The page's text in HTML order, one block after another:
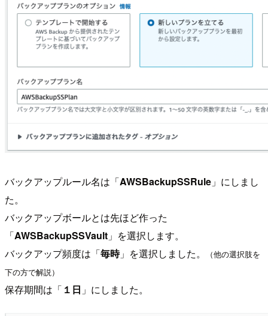
バックアップルール名は「AWSBackupSSRule 」にしまし
た。
バックアップボールとは先ほど作った
「AWSBackupSSVault 」を選択します。
バックアップ頻度は「毎時」を選択しました。
（他の選択肢を
下の方で解説）
保存期間は「 １日 」にしました。